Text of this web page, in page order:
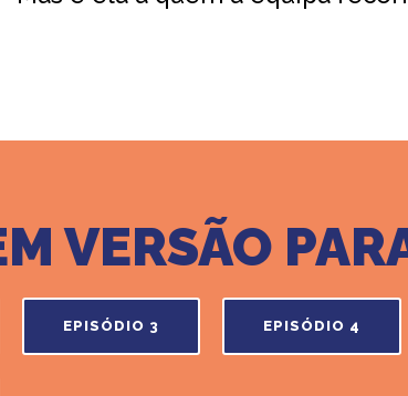
VERSÃO
EPISÓDIO 3 EPISÓDIO 4